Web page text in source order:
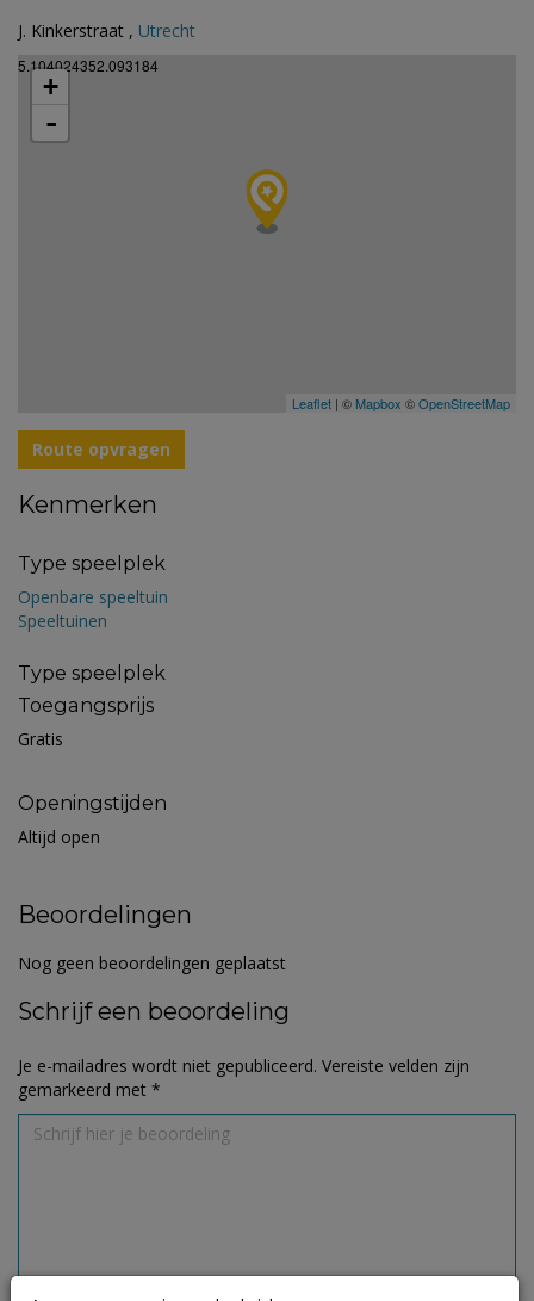
J. Kinkerstraat , Utrecht
5.104024352.093184
+
-
Leaflet | © Mapbox ©OpenStreetMap
Route opvragen
Kenmerken
Type speelplek
Openbare speeltuin
Speeltuinen
Type speelplek
Toegangsprijs
Gratis
Openingstijden
Altijd open
Beoordelingen
Nog geen beoordelingen geplaatst
Schrijf een beoordeling
Je e-mailadres wordt niet gepubliceerd. Vereiste velden zijn
gemarkeerd met *